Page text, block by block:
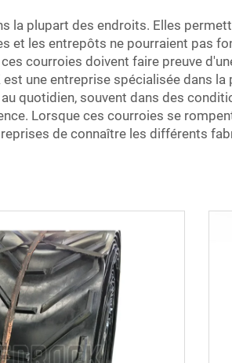
la plupart des endroits. Elles
et les entrepôts ne pourraient pas
courroies doivent faire preuve
une entreprise spécialisée dans
quotidien, souvent dans des
Lorsque ces courroies se
de connaître les différents